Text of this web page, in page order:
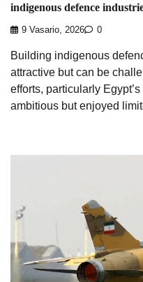
indigenous defence
9 Vasario, 2026 0
Building indigenous
attractive but can be
efforts, particularly
ambitious but enjoyed